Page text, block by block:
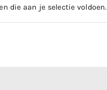
die aan je selectie voldoen.